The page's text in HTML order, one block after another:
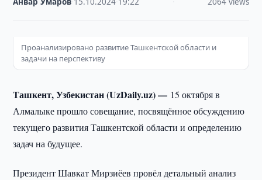
Проанализировано развитие Ташкентской области и
задачи на перспективу
Ташкент, Узбекистан (UzDaily.uz) — 15 октября в
Алмалыке прошло совещание, посвящённое обсуждению
текущего развития Ташкентской области и определению
задач на будущее.
Президент Шавкат Мирзиёев провёл детальный анализ